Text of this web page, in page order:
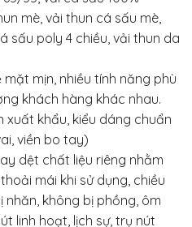
mè, vải thun cá sấu mè,
sấu poly 4 chiều, vải thun da
mặt mịn, nhiều tính năng phù
khách hàng khác nhau.
xuất khẩu, kiểu dáng chuẩn
viền bo tay)
dệt chất liệu riêng nhằm
mái khi sử dụng, chiều
không bị phồng, ôm
linh hoạt, lịch sự, trụ nút